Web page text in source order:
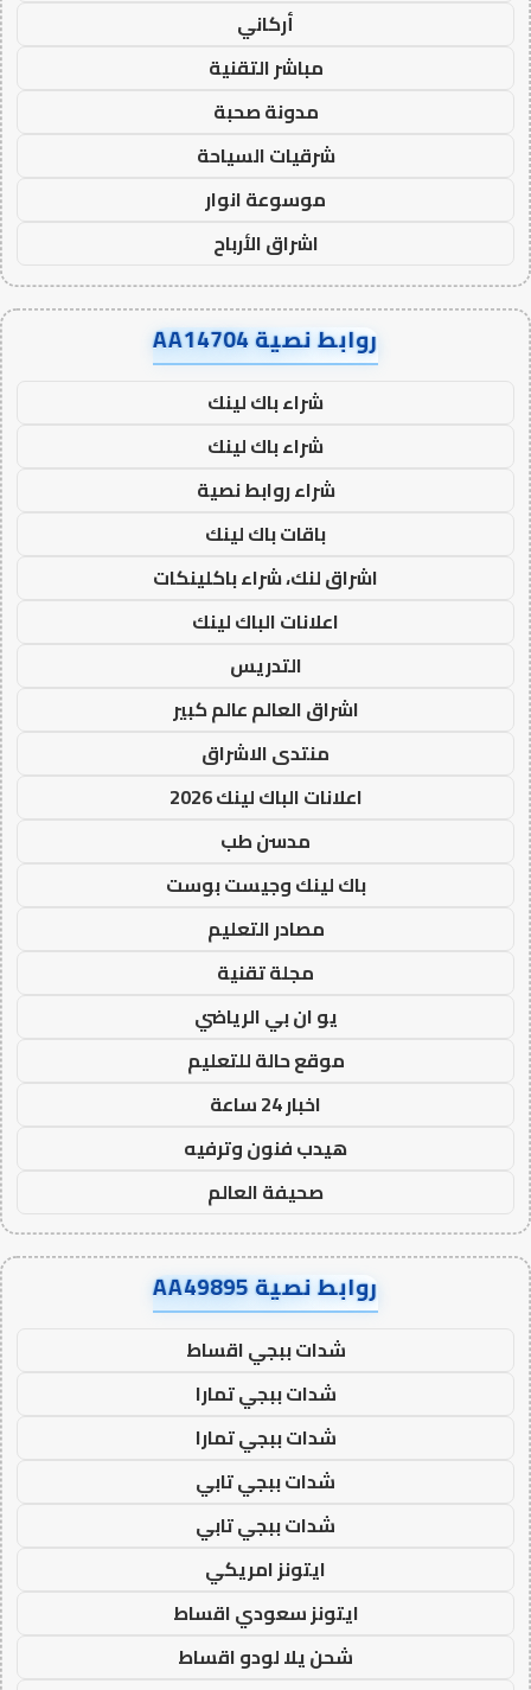
أركاني
مباشر التقنية
مدونة صحبة
شرقيات السياحة
موسوعة انوار
اشراق الأرباح
روابط نصية AA14704
شراء باك لينك
شراء باك لينك
شراء روابط نصية
باقات باك لينك
اشراق لنك، شراء باكلينكات
اعلانات الباك لينك
التدريس
اشراق العالم عالم كبير
منتدى الاشراق
اعلانات الباك لينك 2026
مدسن طب
باك لينك وجيست بوست
مصادر التعليم
مجلة تقنية
يو ان بي الرياضي
موقع حالة للتعليم
اخبار 24 ساعة
هيدب فنون وترفيه
صحيفة العالم
روابط نصية AA49895
شدات ببجي اقساط
شدات ببجي تمارا
شدات ببجي تمارا
شدات ببجي تابي
شدات ببجي تابي
ايتونز امريكي
ايتونز سعودي اقساط
شحن يلا لودو اقساط